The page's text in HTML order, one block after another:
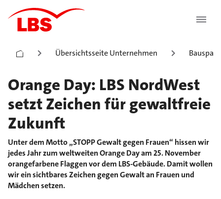
Übersichtsseite Unternehmen
Orange Day: LBS NordWest
setzt Zeichen für gewaltfreie
Zukunft
Unter dem Motto „STOPP Gewalt gegen Frauen“ hissen wir
jedes Jahr zum weltweiten Orange Day am 25. November
orangefarbene Flaggen vor dem LBS-Gebäude. Damit wollen
wir ein sichtbares Zeichen gegen Gewalt an Frauen und
Mädchen setzen.